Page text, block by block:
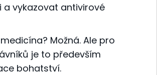
a vykazovat antivirové
Možná. Ale pro
je to především
bohatství.